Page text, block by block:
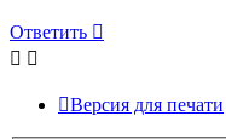
Ответить
Версия для печати